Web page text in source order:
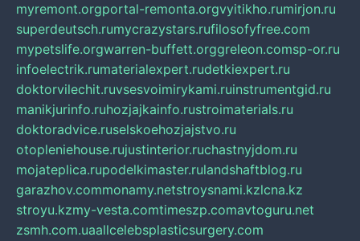
myremont.orgportal-remonta.orgvyitikho.rumirjon.ru
superdeutsch.rumycrazystars.rufilosofyfree.com
mypetslife.orgwarren-buffett.orggreleon.comsp-or.ru
infoelectrik.rumaterialexpert.rudetkiexpert.ru
doktorvilechit.ruvsesvoimirykami.ruinstrumentgid.ru
manikjurinfo.ruhozjajkainfo.rustroimaterials.ru
doktoradvice.ruselskoehozjajstvo.ru
otopleniehouse.rujustinterior.ruchastnyjdom.ru
mojateplica.rupodelkimaster.rulandshaftblog.ru
garazhov.commonamy.netstroysnami.kzlcna.kz
stroyu.kzmy-vesta.comtimeszp.comavtoguru.net
zsmh.com.uaallcelebsplasticsurgery.com